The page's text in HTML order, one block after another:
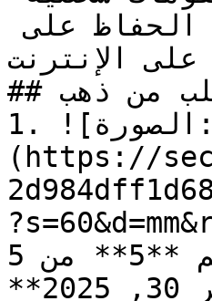
كالعناوين أو أرقام الهواتف. تذكر دائماً الحفاظ على
على الإنترنت.
## مراجعة واحدة لـ قلب من ذهب
1. ![الصورة: ]
(https://
تم التقييم **5** من 5
**زائر** – أكتوبر 30, 2025